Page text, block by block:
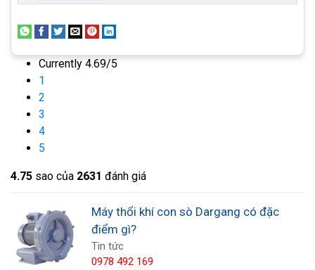
Currently 4.69/5
1
2
3
4
5
4.75 sao của 2631 đánh giá
Máy thổi khí con sò Dargang có đặc
điểm gì?
Tin tức
0978 492 169